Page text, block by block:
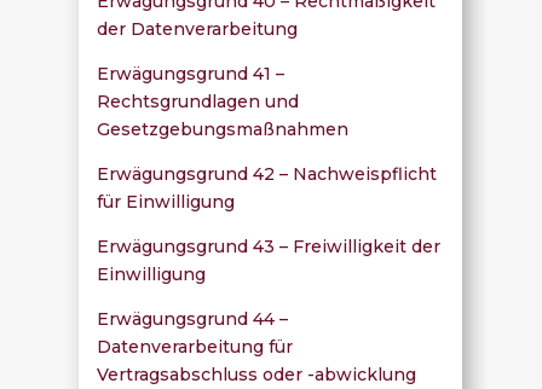
der Datenverarbeitung
Erwägungsgrund 41 –
Rechtsgrundlagen und
Gesetzgebungsmaßnahmen
Erwägungsgrund 42 – Nachweispflicht
für Einwilligung
Erwägungsgrund 43 – Freiwilligkeit der
Einwilligung
Erwägungsgrund 44 –
Datenverarbeitung für
Vertragsabschluss oder -abwicklung